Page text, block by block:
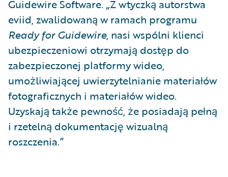
Guidewire Software. „Z wtyczką autorstwa
eviid, zwalidowaną w ramach programu
Ready for Guidewire, nasi wspólni klienci
ubezpieczeniowi otrzymają dostęp do
zabezpieczonej platformy wideo,
umożliwiającej uwierzytelnianie materiałów
fotograficznych i materiałów wideo.
Uzyskają także pewność, że posiadają pełną
i rzetelną dokumentację wizualną
roszczenia.”